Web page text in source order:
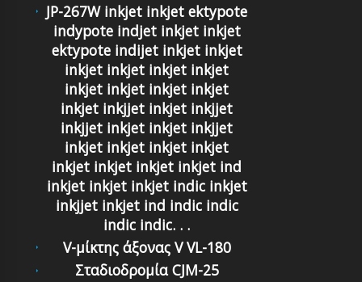
JP-267W inkjet inkjet ektypote
indypote indjet inkjet inkjet
ektypote indijet inkjet inkjet
inkjet inkjet inkjet inkjet
inkjet inkjet inkjet inkjet
inkjet inkjjet inkjet inkjjet
inkjjet inkjet inkjet inkjjet
inkjet inkjet inkjet inkjet
inkjet inkjet inkjet inkjet ind
inkjet inkjet inkjet indic inkjet
inkjjet inkjet ind indic indic
indic indic. . .
V-μίκτης άξονας V VL-180
Σταδιοδρομία CJM-25